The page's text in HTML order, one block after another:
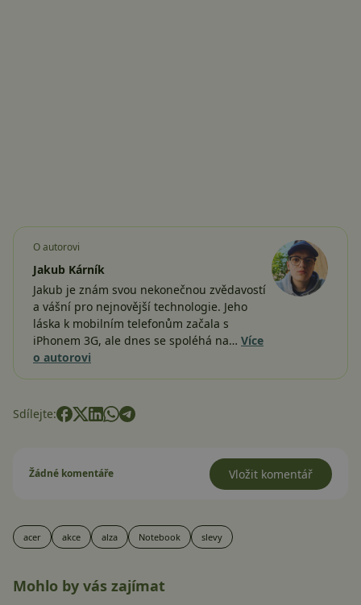
O autorovi
Jakub Kárník
Jakub je znám svou nekonečnou zvědavostí
a vášní pro nejnovější technologie. Jeho
láska k mobilním telefonům začala s
iPhonem 3G, ale dnes se spoléhá na… Více
o autorovi
Sdílejte:
Žádné komentáře Vložit komentář
acer akce alza Notebook slevy
Mohlo by vás zajímat